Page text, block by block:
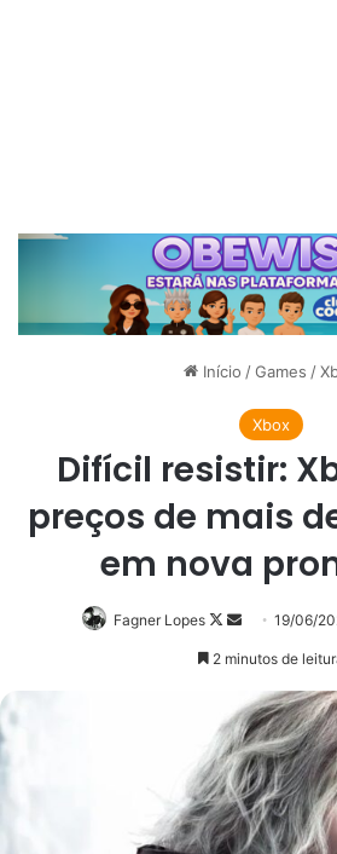
Início /Games /
Xbox
Difícil resistir:
preços de mais
em nova
Fagner Lopes
Follow
Mande
mail
19/06/
2 minutos de